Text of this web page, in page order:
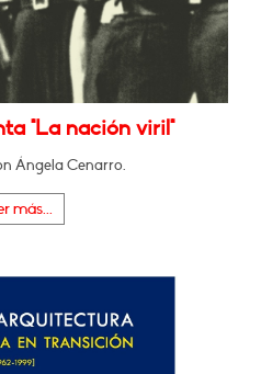
"La nación viril"
Ángela Cenarro.
más...